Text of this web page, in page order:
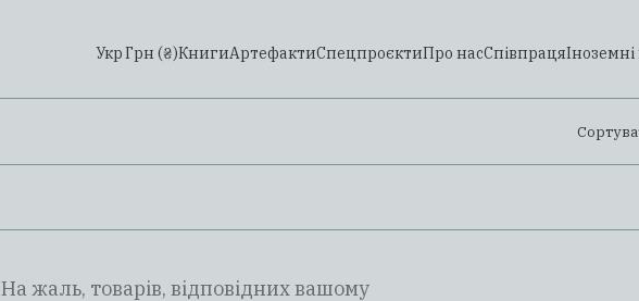
УкрГрн (₴)КнигиАртефактиСпецпроєктиПро насСпівпраця
На жаль, товарів, відповідних вашому